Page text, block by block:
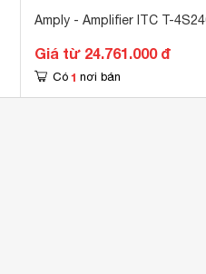
Amply - Amplifier ITC T-
Giá từ 24.761.000 đ
Có 1 nơi bán